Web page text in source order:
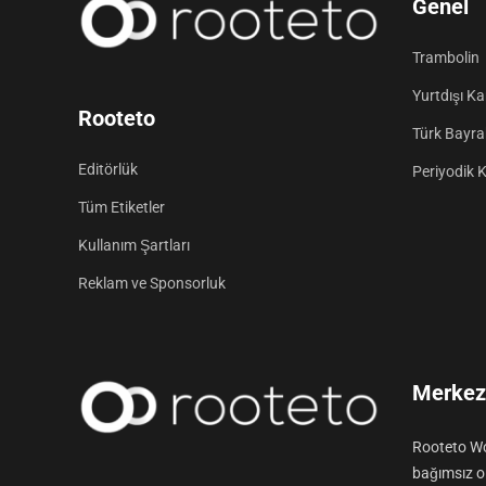
Rooteto
Editörlük
Tüm Etiketler
Kullanım Şartları
Reklam ve Sponsorluk
Genel
Trambolin
Yurtdışı
Türk
Periyodik
Rooteto
bağımsız